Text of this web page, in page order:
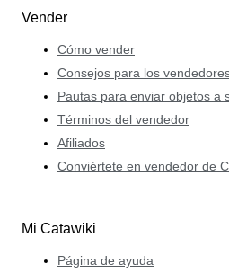
Vender
Cómo vender
Consejos para los
Pautas para enviar objetos a
Términos del vendedor
Afiliados
Conviértete en vendedor de
Mi Catawiki
Página de ayuda